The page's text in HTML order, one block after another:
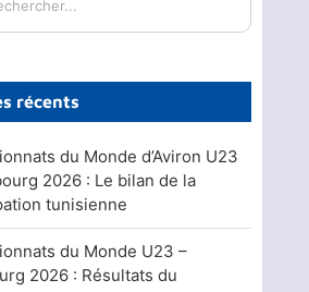
récents
du Monde d’Aviron U23
2026 : Le bilan de la
tunisienne
du Monde U23 –
2026 : Résultats du